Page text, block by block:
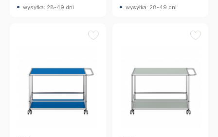
wysyłka: 28-49 dni wysyłka: 28-49 dni